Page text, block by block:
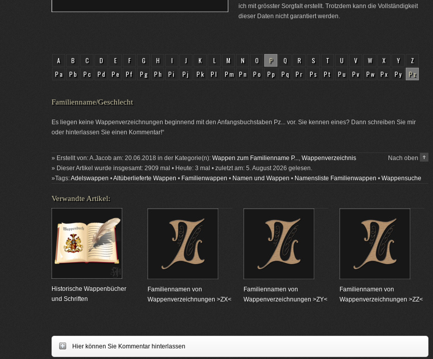
ich mit grösster Sorgfalt erstellt. Trotzdem kann die Vollständigkeit
dieser Daten nicht garantiert werden.
A B C D E F G H I J K L M N O P Q R S T U V W X Y
Z
Pa
Pb Pc Pd Pe Pf Pg Ph Pi Pj Pk Pl Pm Pn Po Pp Pq Pr Ps Pt Pu Pv Pw Px Py Pz
Familienname/Geschlecht
Es liegen keine Wappenverzeichnungen beginnend mit den Anfangsbuchstaben Pz... vor. Sie kennen eines? Dann schreiben Sie mir
oder hinterlassen Sie einen Kommentar!“
Nach oben
» Erstellt von: A.Jacob am: 20.06.2018 in der Kategorie(n): Wappen zum Familienname P..., Wappenverzeichnis
» Dieser Artikel wurde insgesamt: 2909 mal • Heute: 3 mal • zuletzt am: 5. August 2026 gelesen.
»Tags:Adelswappen •Altüberlieferte Wappen • Familienwappen • Namen und Wappen • Namensliste Familienwappen • Wappensuche
Verwandte Artikel:
Historische Wappenbücher
und Schriften
Familiennamen von
Wappenverzeichnungen >ZX<
Familiennamen von
Wappenverzeichnungen >ZY<
Familiennamen von
Wappenverzeichnungen >ZZ<
Hier können Sie Kommentar hinterlassen